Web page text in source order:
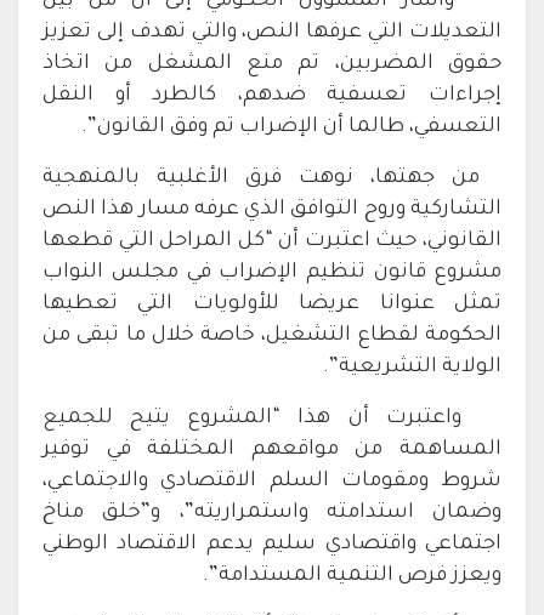
التعديلات التي عرفها النص، والتي تهدف إلى تعزيز
حقوق المضربين، تم منع المشغل من اتخاذ
إجراءات تعسفية ضدهم، كالطرد أو النقل
التعسفي، طالما أن الإضراب تم وفق القانون”.
من جهتها، نوهت فرق الأغلبية بالمنهجية
التشاركية وروح التوافق الذي عرفه مسار هذا النص
القانوني، حيث اعتبرت أن “كل المراحل التي قطعها
مشروع قانون تنظيم الإضراب في مجلس النواب
تمثل عنوانا عريضا للأولويات التي تعطيها
الحكومة لقطاع التشغيل، خاصة خلال ما تبقى من
الولاية التشريعية”.
واعتبرت أن هذا “المشروع يتيح للجميع
المساهمة من مواقعهم المختلفة في توفير
شروط ومقومات السلم الاقتصادي والاجتماعي،
وضمان استدامته واستمراريته”، و”خلق مناخ
اجتماعي واقتصادي سليم يدعم الاقتصاد الوطني
ويعزز فرص التنمية المستدامة”.